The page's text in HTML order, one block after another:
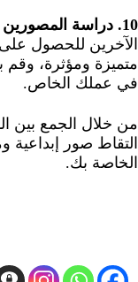
10. دراسة المصورين الآخرين:
الآخرين للحصول
متميزة ومؤثرة، وقم
في عملك الخاص.
من خلال الجمع بين
التقاط صور إبداعية
الخاصة بك.